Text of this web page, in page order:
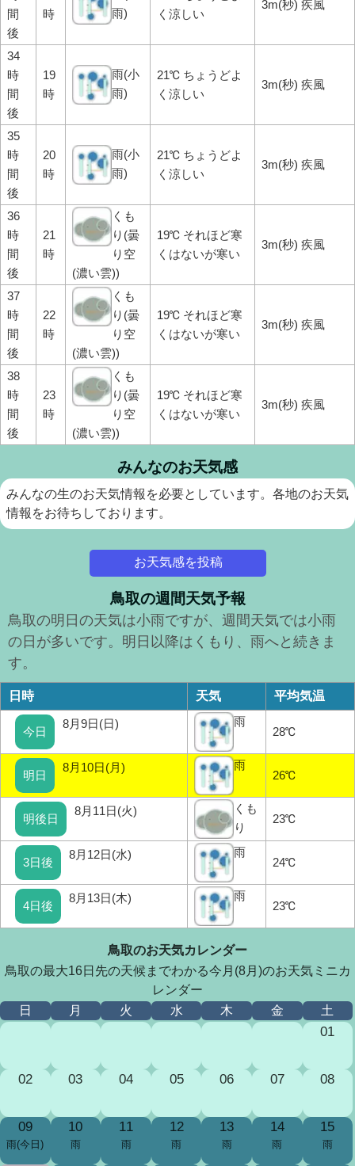
間
後
時
雨)
く涼しい
3m(秒) 疾風
34
時
間
後
19
時
雨(小
雨)
21℃ ちょうどよ
く涼しい
3m(秒) 疾風
35
時
間
後
20
時
雨(小
雨)
21℃ ちょうどよ
く涼しい
3m(秒) 疾風
36
時
間
後
21
時
くも
り(曇
り空
(濃い雲))
19℃ それほど寒
くはないが寒い
3m(秒) 疾風
37
時
間
後
22
時
くも
り(曇
り空
(濃い雲))
19℃ それほど寒
くはないが寒い
3m(秒) 疾風
38
時
間
後
23
時
くも
り(曇
り空
(濃い雲))
19℃ それほど寒
くはないが寒い
3m(秒) 疾風
みんなのお天気感
みんなの生のお天気情報を必要としています。各地のお天気
情報をお待ちしております。
お天気感を投稿
鳥取の週間天気予報
鳥取の明日の天気は小雨ですが、週間天気では小雨
の日が多いです。明日以降はくもり、雨へと続きま
す。
日時 天気 平均気温
8月9日(日)
今日
雨
28℃
8月10日(月)
明日
雨
26℃
8月11日(火)
明後日
くも
り
23℃
8月12日(水)
3日後
雨
24℃
8月13日(木)
4日後
雨
23℃
鳥取のお天気カレンダー
鳥取の最大16日先の天候までわかる今月(8月)のお天気ミニカ
レンダー
日
月 火 水 木 金 土
01
02 03 04 05 06 07 08
09
雨(今日)
10
雨
11
雨
12
雨
13
雨
14
雨
15
雨